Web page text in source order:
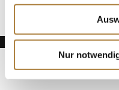
Nur